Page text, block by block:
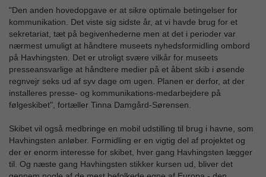
"Den anden hovedopgave er at sikre optimale betingelser for
kommunikation. Det viste sig sidste år, at vi havde brug for et
sekretariat, tæt på begivenhederne men at det i perioder var
nærmest umuligt at håndtere museets nyhedsformidling ombord
på Havhingsten. Det er utroligt svære vilkår for museets
presseansvarlige at håndtere medier på et åbent skib i øsende
regnvejr seks ud af syv dage om ugen. Planen er derfor, at der
installeres presse- og kommunikations-medarbejdere på
følgeskibet", fortæller Tinna Damgård-Sørensen.
Skibet vil også medbringe en mobil udstilling til brug i havne, som
Havhingsten anløber. Formidling er en vigtig del af projektet og
der er enorm interesse for skibet, hver gang Havhingsten lægger
til. Og næste gang Havhingsten stikker kursen ud, bliver det